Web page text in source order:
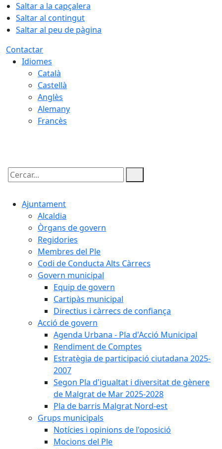
Saltar a la capçalera
Saltar al contingut
Saltar al peu de pàgina
Contactar
Idiomes
Català
Castellà
Anglès
Alemany
Francès
Cercar:
Ajuntament
Alcaldia
Òrgans de govern
Regidories
Membres del Ple
Codi de Conducta Alts Càrrecs
Govern municipal
Equip de govern
Cartipàs municipal
Directius i càrrecs de confiança
Acció de govern
Agenda Urbana - Pla d'Acció Municipal
Rendiment de Comptes
Estratègia de participació ciutadana 2025-
2007
Segon Pla d'igualtat i diversitat de gènere
de Malgrat de Mar 2025-2028
Pla de barris Malgrat Nord-est
Grups municipals
Notícies i opinions de l'oposició
Mocions del Ple